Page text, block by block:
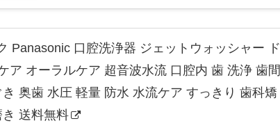
Panasonic 口腔洗浄器 ジェットウォッシャー ド
ア オーラルケア 超音波水流 口腔内 歯 洗浄 歯間
奥歯 水圧 軽量 防水 水流ケア すっきり 歯科矯
送料無料